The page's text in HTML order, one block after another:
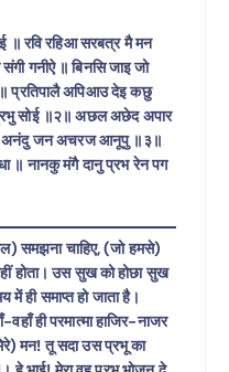
रवि रहिआ सरबत्र मै मन
गनीऐ ॥ बिनसि जाइ जो
प्रतिपालै अपिआउ देइ कछु
सोई ॥२॥ अछल अछेद अपार
अनंदु जन अचरज आनूपु ॥३॥
॥ नानकु मंगै दानु प्रभ रेन पग
समझना चाहिए, (जो हमसे)
होता। उस सुख को होछा सुख
ही समाप्त हो जाता है।
ही परमात्मा हाजिर-नाजर
मन! तू सदा उस प्रभू का